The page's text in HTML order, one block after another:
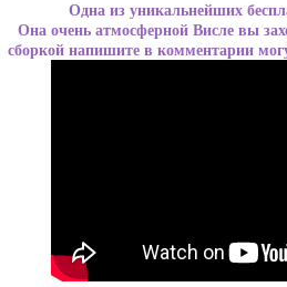
Одна из уникальнейших
Она очень атмосферной Висле вы
сборкой напишите в комментарии